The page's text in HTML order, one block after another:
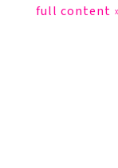
full content